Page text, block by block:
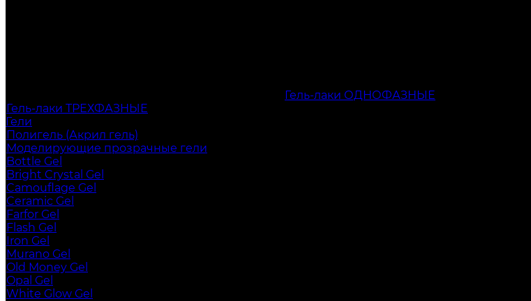
Гель-лаки ОДНОФАЗНЫЕ
Гель-лаки ТРЕХФАЗНЫЕ
Гели
Полигель (Акрил гель)
Моделирующие прозрачные гели
Bottle Gel
Bright Crystal Gel
Camouflage Gel
Ceramic Gel
Farfor Gel
Flash Gel
Iron Gel
Murano Gel
Old Money Gel
Opal Gel
White Glow Gel